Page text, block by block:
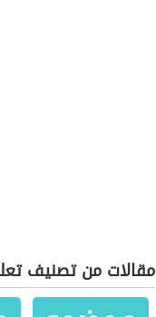
مقالات من تصنيف